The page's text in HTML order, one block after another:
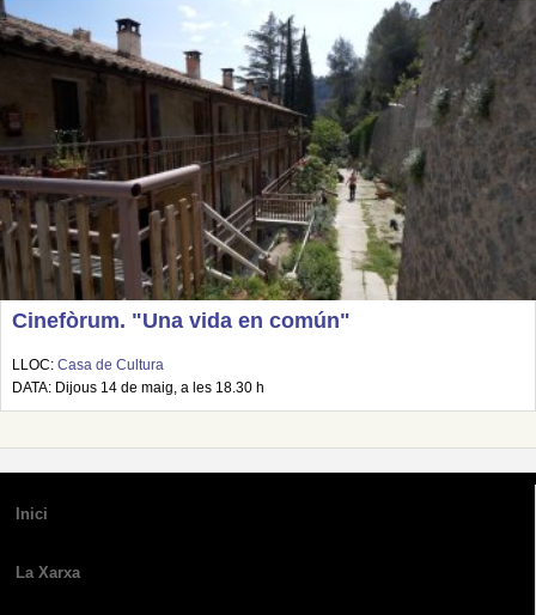
Cinefòrum. "Una vida en común"
LLOC: Casa de Cultura
DATA: Dijous 14 de maig, a les 18.30 h
Inici
La Xarxa